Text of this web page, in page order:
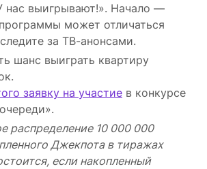
нас выигрывают!». Начало —
может отличаться
за ТВ-анонсами.
шанс выиграть квартиру
заявку на участие в конкурсе
распределение 10 000 000
Джекпота в тиражах
если накопленный